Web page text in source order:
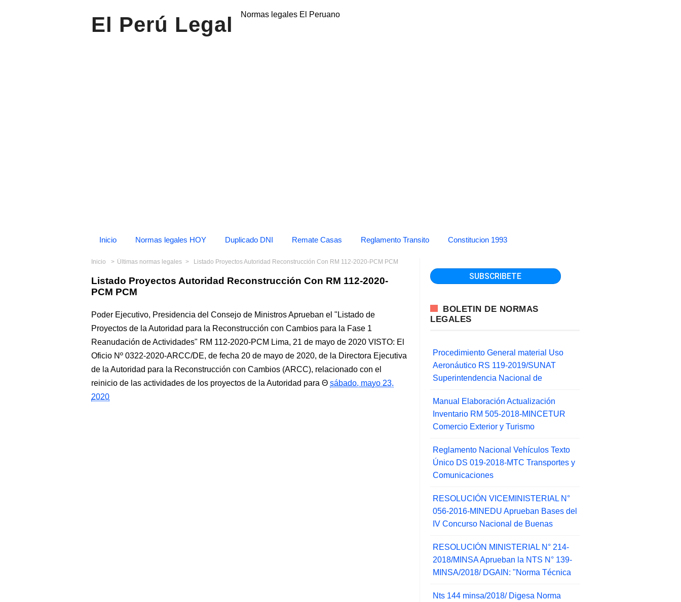
El Perú Legal Normas legales El Peruano
Inicio Normas legales HOY Duplicado DNI Remate Casas Reglamento Transito Constitucion 1993
Inicio Últimas normas legales Listado Proyectos Autoridad Reconstrucción Con RM 112-2020-PCM PCM
Listado Proyectos Autoridad Reconstrucción Con RM 112-2020-
PCM PCM
Poder Ejecutivo, Presidencia del Consejo de Ministros Aprueban el "Listado de
Proyectos de la Autoridad para la Reconstrucción con Cambios para la Fase 1
Reanudación de Actividades" RM 112-2020-PCM Lima, 21 de mayo de 2020 VISTO: El
Oficio Nº 0322-2020-ARCC/DE, de fecha 20 de mayo de 2020, de la Directora Ejecutiva
de la Autoridad para la Reconstrucción con Cambios (ARCC), relacionado con el
reinicio de las actividades de los proyectos de la Autoridad para
sábado, mayo 23,
2020
BOLETIN DE NORMAS
LEGALES
Procedimiento General material Uso
Aeronáutico RS 119-2019/SUNAT
Superintendencia Nacional de
Manual Elaboración Actualización
Inventario RM 505-2018-MINCETUR
Comercio Exterior y Turismo
Reglamento Nacional Vehículos Texto
Único DS 019-2018-MTC Transportes y
Comunicaciones
RESOLUCIÓN VICEMINISTERIAL N°
056-2016-MINEDU Aprueban Bases del
IV Concurso Nacional de Buenas
RESOLUCIÓN MINISTERIAL N° 214-
2018/MINSA Aprueban la NTS N° 139-
MINSA/2018/ DGAIN: "Norma Técnica
Nts 144 minsa/2018/ Digesa Norma